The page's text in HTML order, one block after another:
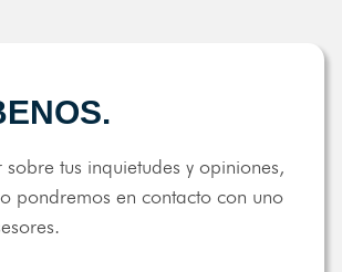
tus inquietudes y opiniones,
pondremos en contacto con uno